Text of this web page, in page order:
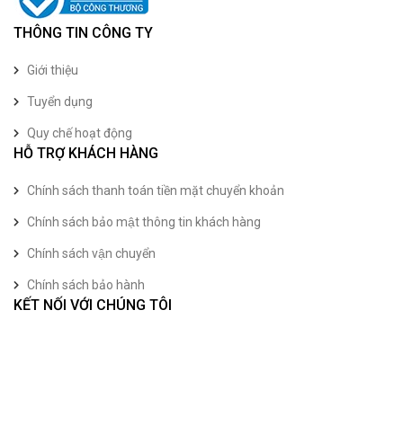
THÔNG TIN CÔNG TY
Giới thiệu
Tuyển dụng
Quy chế hoạt động
HỖ TRỢ KHÁCH HÀNG
Chính sách thanh toán tiền mặt chuyển khoản
Chính sách bảo mật thông tin khách hàng
Chính sách vận chuyển
Chính sách bảo hành
KẾT NỐI VỚI CHÚNG TÔI